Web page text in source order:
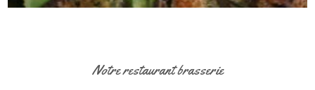
Notre restaurant brasserie